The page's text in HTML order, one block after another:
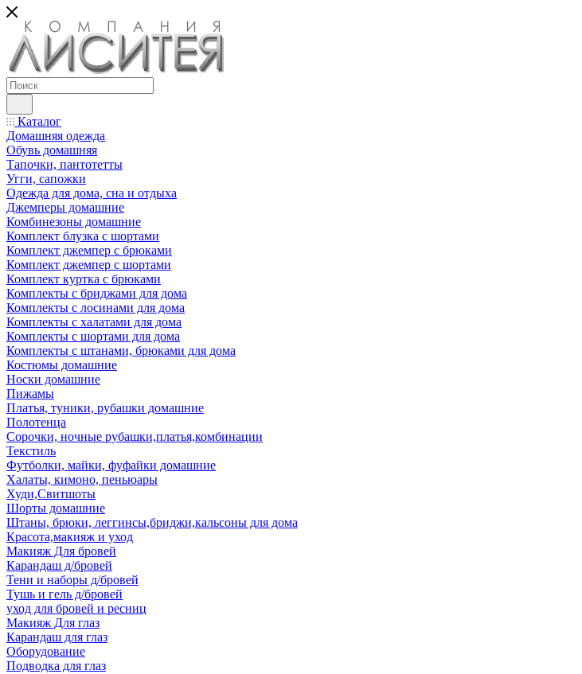
Каталог
Домашняя одежда
Обувь домашняя
Тапочки, пантотетты
Угги, сапожки
Одежда для дома, сна и отдыха
Джемперы домашние
Комбинезоны домашние
Комплект блузка с шортами
Комплект джемпер с брюками
Комплект джемпер с шортами
Комплект куртка с брюками
Комплекты с бриджами для дома
Комплекты с лосинами для дома
Комплекты с халатами для дома
Комплекты с шортами для дома
Комплекты с штанами, брюками для дома
Костюмы домашние
Носки домашние
Пижамы
Платья, туники, рубашки домашние
Полотенца
Сорочки, ночные рубашки,платья,комбинации
Текстиль
Футболки, майки, фуфайки домашние
Халаты, кимоно, пеньюары
Худи,Свитшоты
Шорты домашние
Штаны, брюки, леггинсы,бриджи,кальсоны для дома
Красота,макияж и уход
Макияж Для бровей
Карандаш д/бровей
Тени и наборы д/бровей
Тушь и гель д/бровей
уход для бровей и ресниц
Макияж Для глаз
Карандаш для глаз
Оборудование
Подводка для глаз